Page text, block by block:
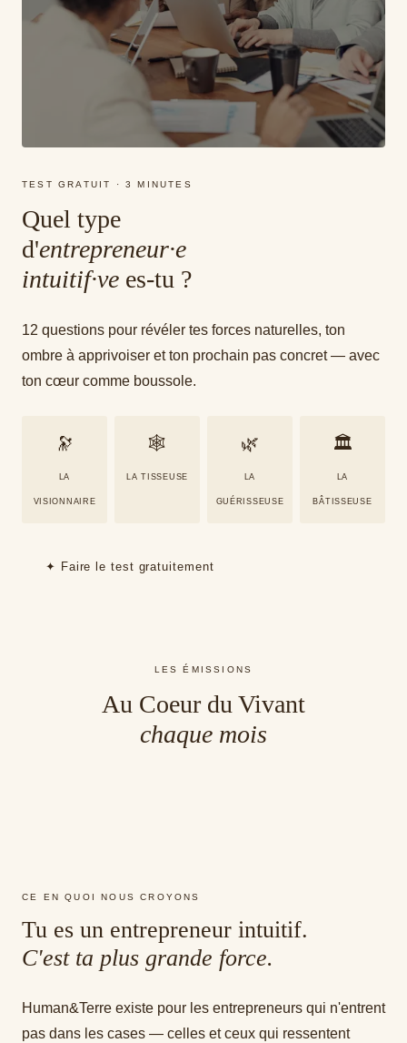
TEST GRATUIT · 3 MINUTES
Quel type
d'entrepreneur·e
intuitif·ve es-tu ?
12 questions pour révéler tes forces naturelles, ton
ombre à apprivoiser et ton prochain pas concret — avec
ton cœur comme boussole.
🔭
LA
VISIONNAIRE
🕸
LA TISSEUSE
🌿
LA
GUÉRISSEUSE
🏛
LA
BÂTISSEUSE
✦ Faire le test gratuitement
LES ÉMISSIONS
Au Coeur du Vivant
chaque mois
CE EN QUOI NOUS CROYONS
Tu es un entrepreneur intuitif.
C'est ta plus grande force.
Human&Terre existe pour les entrepreneurs qui n'entrent
pas dans les cases — celles et ceux qui ressentent